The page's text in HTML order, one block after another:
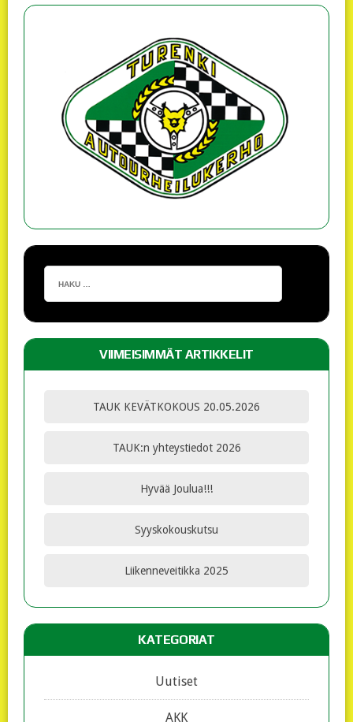
VIIMEISIMMÄT ARTIKKELIT
TAUK KEVÄTKOKOUS 20.05.2026
TAUK:n yhteystiedot 2026
Hyvää Joulua!!!
Syyskokouskutsu
Liikenneveitikka 2025
KATEGORIAT
Uutiset
AKK